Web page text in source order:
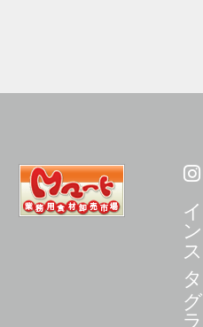
インスタグラム